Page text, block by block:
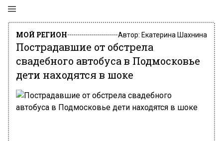
МОЙ РЕГИОН Автор: Екатерина Шахнина
Пострадавшие от обстрела
свадебного автобуса в Подмосковье
дети находятся в шоке